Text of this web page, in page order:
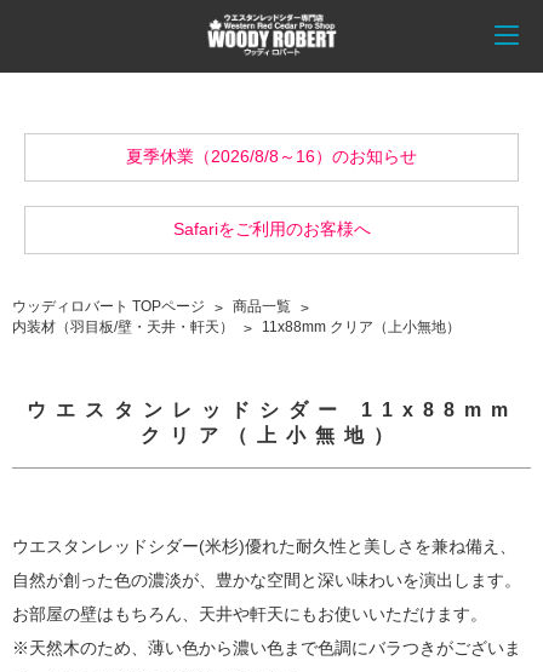
夏季休業（2026/8/8～16）のお知らせ
Safariをご利用のお客様へ
ウッディロバート TOPページ
商品一覧
内装材（羽目板/壁・天井・軒天）
11x88mm クリア（上小無地）
ウエスタンレッドシダー 11x88mm
クリア（上小無地）
ウエスタンレッドシダー(米杉)優れた耐久性と美しさを兼ね備え、
自然が創った色の濃淡が、豊かな空間と深い味わいを演出します。
お部屋の壁はもちろん、天井や軒天にもお使いいただけます。
※天然木のため、薄い色から濃い色まで色調にバラつきがございま